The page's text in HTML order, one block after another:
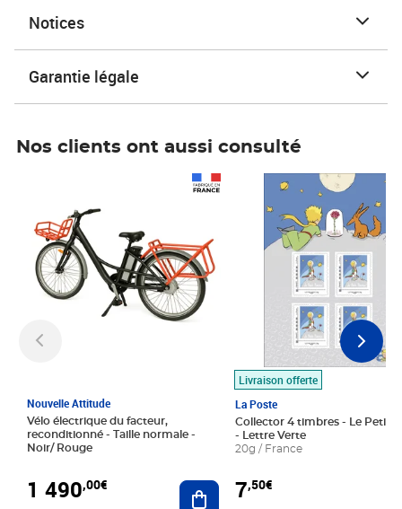
Notices
Garantie légale
Nos clients ont aussi consulté
Nouvelle Attitude
Vélo électrique du facteur,
reconditionné - Taille normale -
Noir/ Rouge
1 490,00€ Ajouter au panier
Livraison offerte
La Poste
Collector 4 timbres - Le Petit
- Lettre Verte
20g / France
7,50€
Prix 7,50€